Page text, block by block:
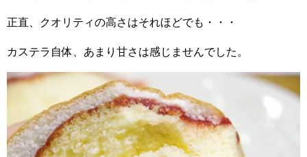
正直、クオリティの高さはそれほどでも・・・
カステラ自体、あまり甘さは感じませんでした。